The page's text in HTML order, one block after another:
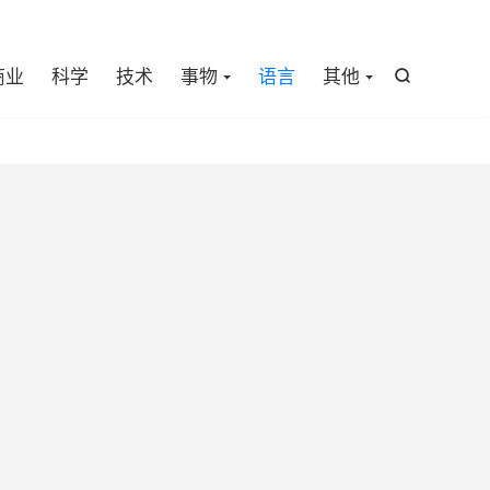

业 科学 技术 事物 语言 其他